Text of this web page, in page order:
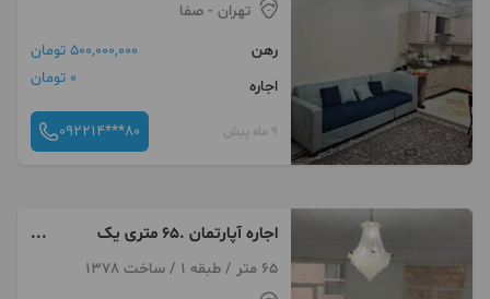
تهران - صفا
رهن
500,000,000 تومان
اجاره
0 تومان
9 ماه پیش 092214***80
اجاره آپارتمان .65 متری یک
خوابه.امام حسین
65 متر / طبقه 1 / ساخت 1378